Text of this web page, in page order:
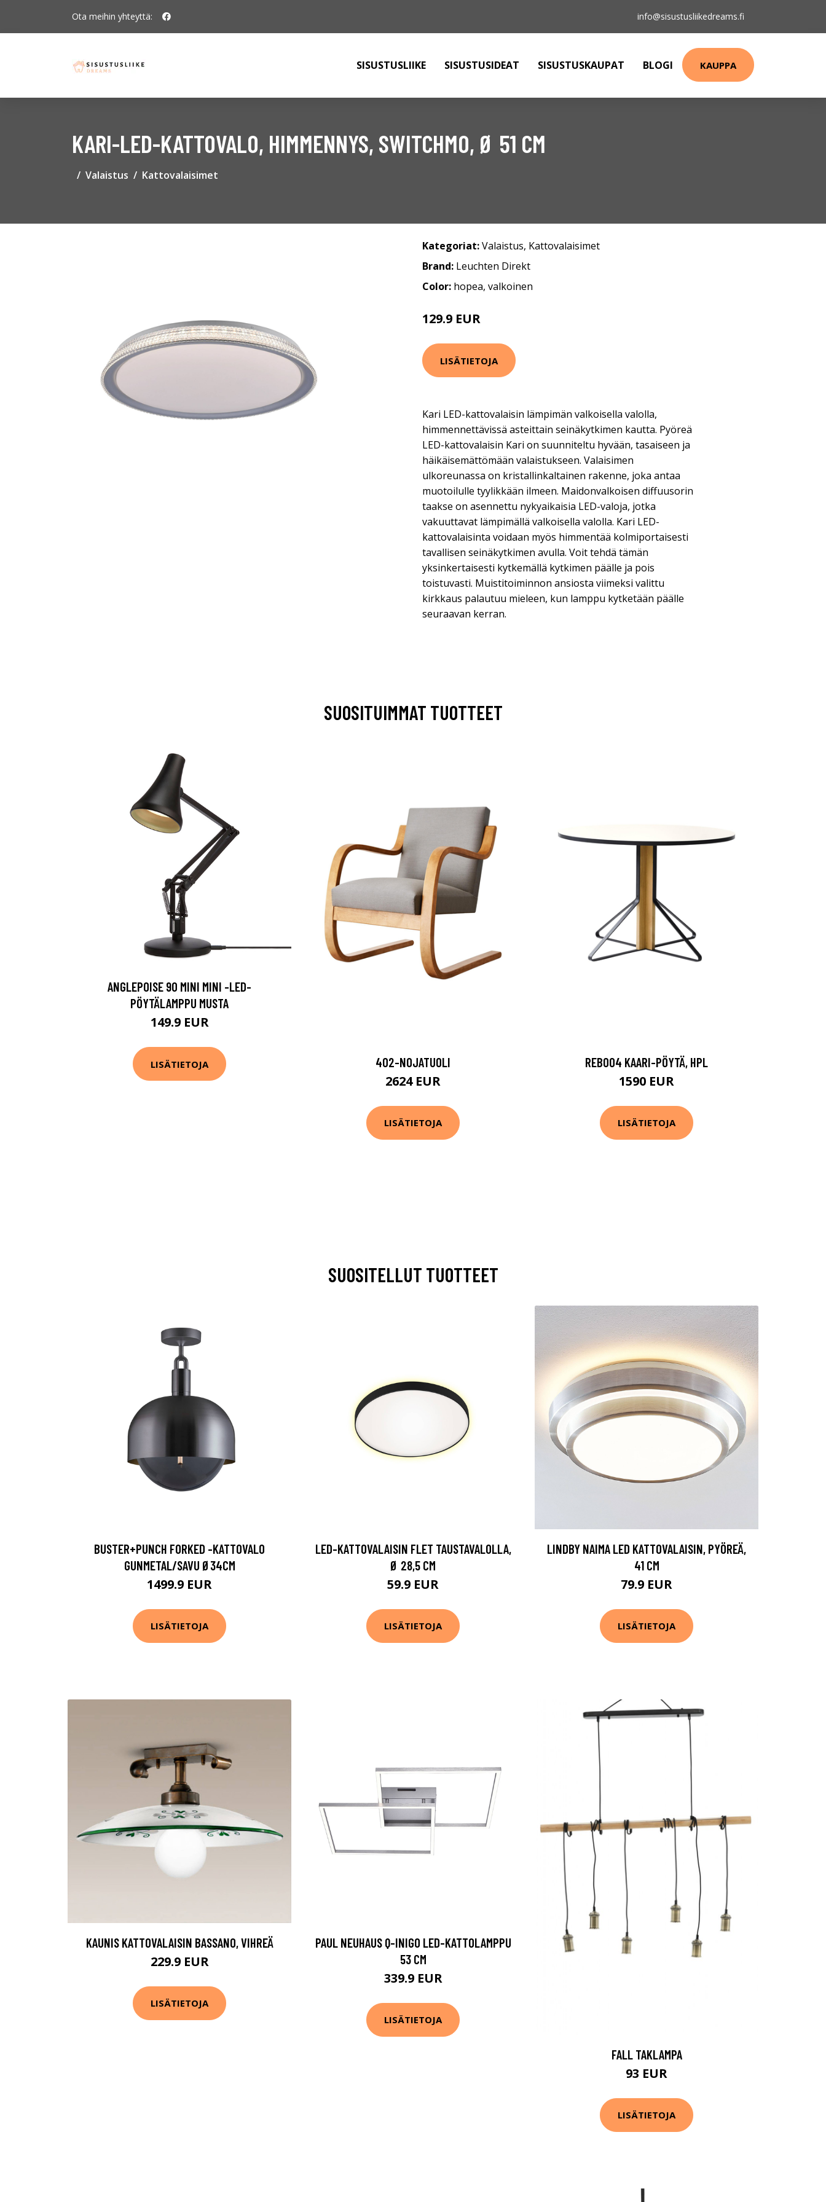
Ota meihin yhteyttä: info@sisustusliikedreams.fi
SISUSTUSLIIKE SISUSTUSIDEAT SISUSTUSKAUPAT BLOGI KAUPPA
KARI-LED-KATTOVALO, HIMMENNYS, SWITCHMO, Ø 51 CM
Valaistus Kattovalaisimet
Kategoriat:Valaistus, Kattovalaisimet
Brand: Leuchten Direkt
Color: hopea, valkoinen
129.9 EUR
LISÄTIETOJA
Kari LED-kattovalaisin lämpimän valkoisella valolla,
himmennettävissä asteittain seinäkytkimen kautta. Pyöreä
LED-kattovalaisin Kari on suunniteltu hyvään, tasaiseen ja
häikäisemättömään valaistukseen. Valaisimen
ulkoreunassa on kristallinkaltainen rakenne, joka antaa
muotoilulle tyylikkään ilmeen. Maidonvalkoisen diffuusorin
taakse on asennettu nykyaikaisia LED-valoja, jotka
vakuuttavat lämpimällä valkoisella valolla. Kari LED-
kattovalaisinta voidaan myös himmentää kolmiportaisesti
tavallisen seinäkytkimen avulla. Voit tehdä tämän
yksinkertaisesti kytkemällä kytkimen päälle ja pois
toistuvasti. Muistitoiminnon ansiosta viimeksi valittu
kirkkaus palautuu mieleen, kun lamppu kytketään päälle
seuraavan kerran.
SUOSITUIMMAT TUOTTEET
ANGLEPOISE 90 MINI MINI -LED-
PÖYTÄLAMPPU MUSTA
149.9 EUR
LISÄTIETOJA 402-NOJATUOLI
2624 EUR
LISÄTIETOJA
REB004 KAARI-PÖYTÄ, HPL
1590 EUR
LISÄTIETOJA
SUOSITELLUT TUOTTEET
BUSTER+PUNCH FORKED -KATTOVALO
GUNMETAL/SAVU Ø34CM
1499.9 EUR
LISÄTIETOJA
LED-KATTOVALAISIN FLET TAUSTAVALOLLA,
Ø 28,5 CM
59.9 EUR
LISÄTIETOJA
LINDBY NAIMA LED KATTOVALAISIN, PYÖREÄ,
41 CM
79.9 EUR
LISÄTIETOJA
KAUNIS KATTOVALAISIN BASSANO, VIHREÄ
229.9 EUR
LISÄTIETOJA
PAUL NEUHAUS Q-INIGO LED-KATTOLAMPPU
53 CM
339.9 EUR
LISÄTIETOJA
FALL TAKLAMPA
93 EUR
LISÄTIETOJA